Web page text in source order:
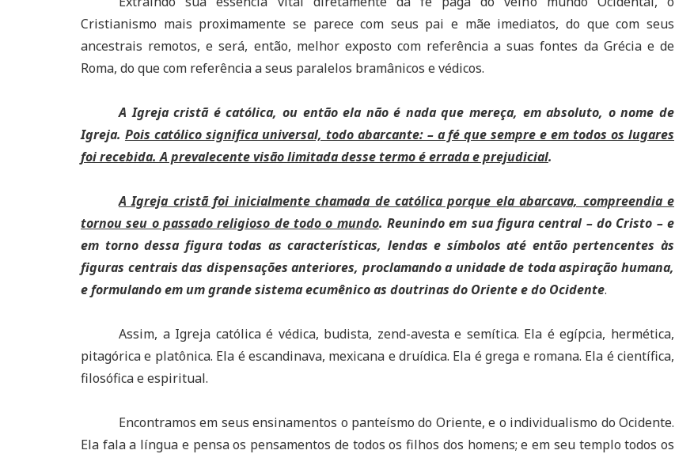
Cristianismo mais proximamente se parece com seus pai e mãe imediatos, do que com seus
ancestrais remotos, e será, então, melhor exposto com referência a suas fontes da Grécia e de
Roma, do que com referência a seus paralelos bramânicos e védicos.
A Igreja cristã é católica, ou então ela não é nada que mereça, em absoluto, o nome de
Igreja. Pois católico significa universal, todo abarcante: – a fé que sempre e em todos os lugares
foi recebida. A prevalecente visão limitada desse termo é errada e prejudicial.
A Igreja cristã foi inicialmente chamada de católica porque ela abarcava, compreendia e
tornou seu o passado religioso de todo o mundo. Reunindo em sua figura central – do Cristo – e
em torno dessa figura todas as características, lendas e símbolos até então pertencentes às
figuras centrais das dispensações anteriores, proclamando a unidade de toda aspiração humana,
e formulando em um grande sistema ecumênico as doutrinas do Oriente e do Ocidente.
Assim, a Igreja católica é védica, budista, zend-avesta e semítica. Ela é egípcia, hermética,
pitagórica e platônica. Ela é escandinava, mexicana e druídica. Ela é grega e romana. Ela é científica,
filosófica e espiritual.
Encontramos em seus ensinamentos o panteísmo do Oriente, e o individualismo do Ocidente.
Ela fala a língua e pensa os pensamentos de todos os filhos dos homens; e em seu templo todos os